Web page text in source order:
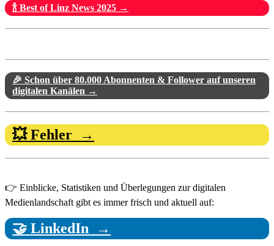
🍾 Best of Linz News 2025 →
🎉 Schon über 80.000 Abonnenten & Follower auf unseren
digitalen Kanälen →
💥 Fehler →
👉 Einblicke, Statistiken und Überlegungen zur digitalen
Medienlandschaft gibt es immer frisch und aktuell auf:
🤝 LinkedIn →